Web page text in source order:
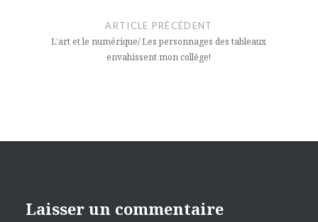
l’article
ARTICLE PRÉCÉDENT
L’art et le numérique/ Les personnages des tableaux
envahissent mon collège!
Laisser un commentaire